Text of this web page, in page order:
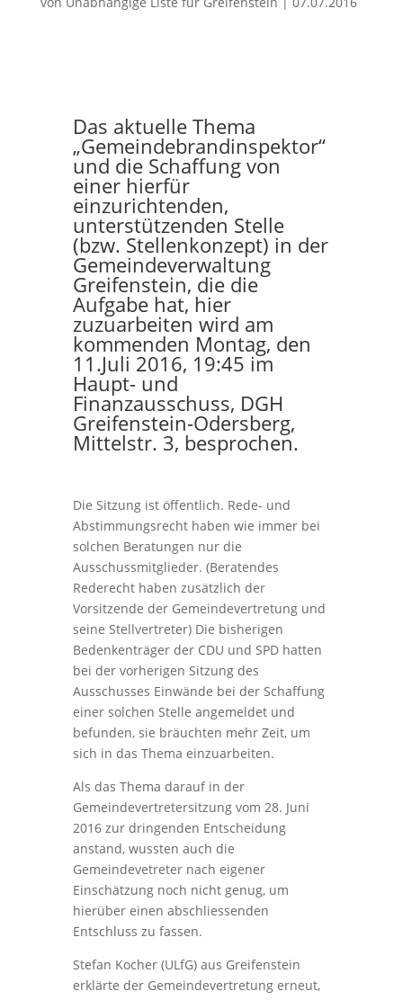
Das aktuelle Thema
„Gemeindebrandinspektor“
und die Schaffung von
einer hierfür
einzurichtenden,
unterstützenden Stelle
(bzw. Stellenkonzept) in der
Gemeindeverwaltung
Greifenstein, die die
Aufgabe hat, hier
zuzuarbeiten wird am
kommenden Montag, den
11.Juli 2016, 19:45 im
Haupt- und
Finanzausschuss, DGH
Greifenstein-Odersberg,
Mittelstr. 3, besprochen.
Die Sitzung ist öffentlich. Rede- und
Abstimmungsrecht haben wie immer bei
solchen Beratungen nur die
Ausschussmitglieder. (Beratendes
Rederecht haben zusätzlich der
Vorsitzende der Gemeindevertretung und
seine Stellvertreter) Die bisherigen
Bedenkenträger der CDU und SPD hatten
bei der vorherigen Sitzung des
Ausschusses Einwände bei der Schaffung
einer solchen Stelle angemeldet und
befunden, sie bräuchten mehr Zeit, um
sich in das Thema einzuarbeiten.
Als das Thema darauf in der
Gemeindevertretersitzung vom 28. Juni
2016 zur dringenden Entscheidung
anstand, wussten auch die
Gemeindevetreter nach eigener
Einschätzung noch nicht genug, um
hierüber einen abschliessenden
Entschluss zu fassen.
Stefan Kocher (ULfG) aus Greifenstein
erklärte der Gemeindevertretung erneut,